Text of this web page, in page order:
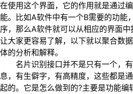
在使用这个界面，它的作用就是通过
能。比如A软件中有一个B需要的功能
序，那么A软件就可以从相应的界面
让大家更容易了解，以下就以聚合数
体的分析和解释。
名片识别接口并不是只有一个，有
息，有生僻字，有高精度，这些都是
起的。它是怎么做到的?主要是功能编